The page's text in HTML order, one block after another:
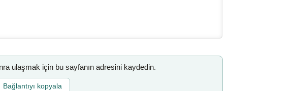
ulaşmak için bu sayfanın adresini kaydedin.
Bağlantıyı kopyala